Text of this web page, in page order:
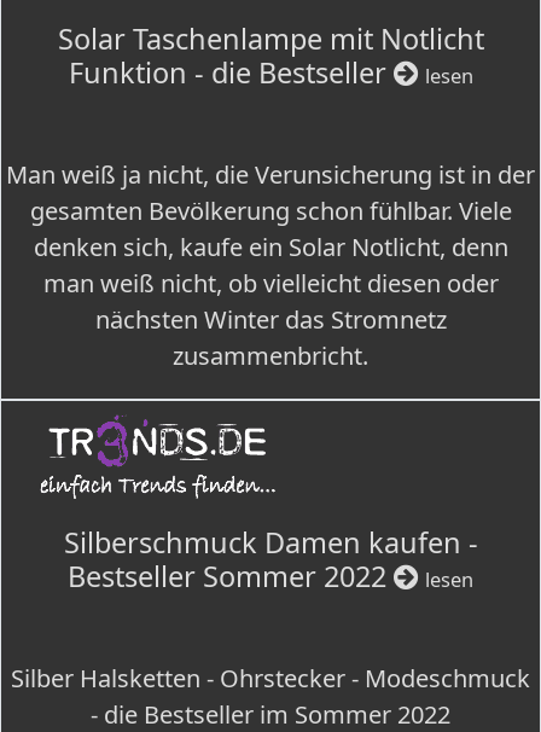
Solar Taschenlampe mit Notlicht
Funktion - die Bestseller
lesen
Man weiß ja nicht, die Verunsicherung ist in der
gesamten Bevölkerung schon fühlbar. Viele
denken sich, kaufe ein Solar Notlicht, denn
man weiß nicht, ob vielleicht diesen oder
nächsten Winter das Stromnetz
zusammenbricht.
Silberschmuck Damen kaufen -
Bestseller Sommer 2022
lesen
Silber Halsketten - Ohrstecker - Modeschmuck
- die Bestseller im Sommer 2022